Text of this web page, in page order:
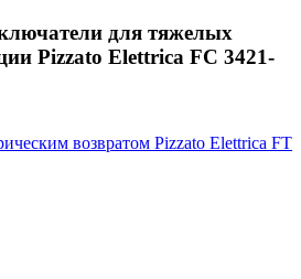
для тяжелых
Pizzato Elettrica FC 3421-